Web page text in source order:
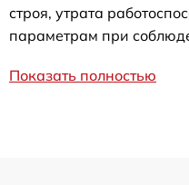
строя, утрата
параметрам при
Показать полностью